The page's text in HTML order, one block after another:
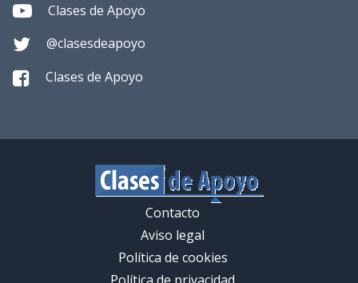
Clases de Apoyo
@clasesdeapoyo
Clases de Apoyo
Contacto
Aviso legal
Política de cookies